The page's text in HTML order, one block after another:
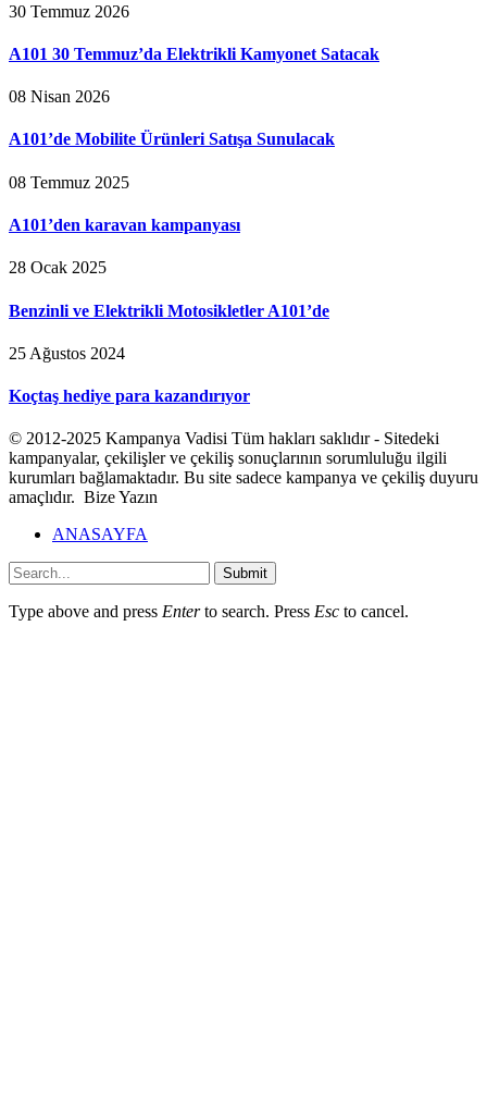
30 Temmuz 2026
A101 30 Temmuz’da Elektrikli Kamyonet Satacak
08 Nisan 2026
A101’de Mobilite Ürünleri Satışa Sunulacak
08 Temmuz 2025
A101’den karavan kampanyası
28 Ocak 2025
Benzinli ve Elektrikli Motosikletler A101’de
25 Ağustos 2024
Koçtaş hediye para kazandırıyor
© 2012-2025 Kampanya Vadisi Tüm hakları saklıdır - Sitedeki
kampanyalar, çekilişler ve çekiliş sonuçlarının sorumluluğu ilgili
kurumları bağlamaktadır. Bu site sadece kampanya ve çekiliş duyuru
amaçlıdır. Bize Yazın
ANASAYFA
Submit
Type above and press Enterto search. Press Esc to cancel.